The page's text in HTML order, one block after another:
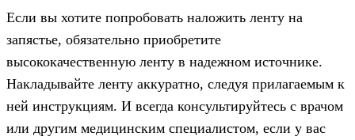
Если вы хотите попробовать наложить ленту на
запястье, обязательно приобретите
высококачественную ленту в надежном источнике.
Накладывайте ленту аккуратно, следуя прилагаемым к
ней инструкциям. И всегда консультируйтесь с врачом
или другим медицинским специалистом, если у вас